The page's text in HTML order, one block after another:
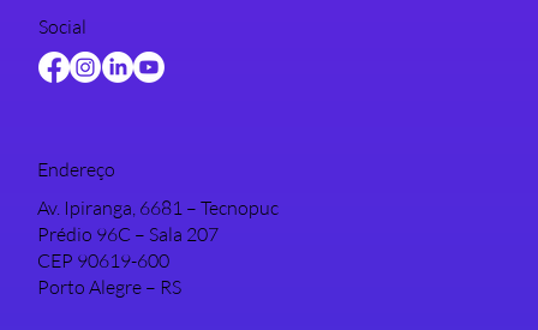
Social
Endereço
Av. Ipiranga, 6681 – Tecnopuc
Prédio 96C – Sala 207
CEP 90619-600
Porto Alegre – RS